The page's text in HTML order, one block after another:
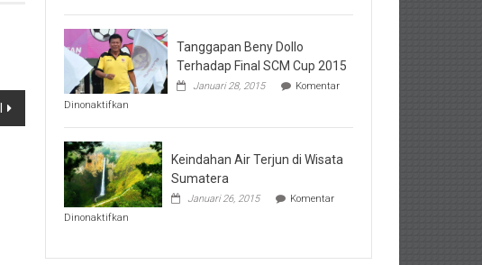
Hal-
Hal
Penting
Sebelum
Lihat
Hasil
Tanggapan Beny Dollo
Terhadap Final SCM Cup 2015
Januari 28, 2015
Komentar
Dinonaktifkan
Beny
Dollo
Terhadap
Final
SCM
Cup
Keindahan Air Terjun di Wisata
Sumatera
Januari 26, 2015
Komentar
Dinonaktifkan
Terjun